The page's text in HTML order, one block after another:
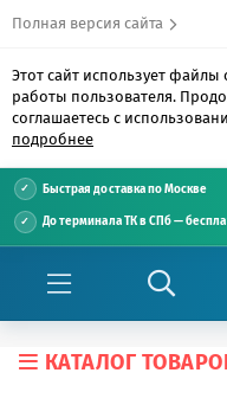
Полная версия сайта
Этот сайт использует
работы пользователя.
соглашаетесь с
подробнее
Быстрая доставка по Москве
До терминала ТК в СПб —
КАТАЛОГ